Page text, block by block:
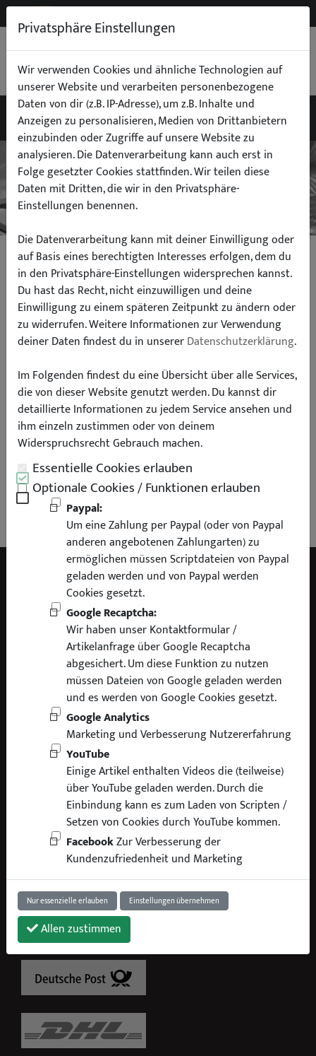
0,00 €
Privatsphäre-Einstellungenzur Nutzung
Aktuell nur EMAIL möglich
Unser Kontaktformular ist durch Captcha gegen Spam geschützt und
kann ohne Aktivierung von Captcha nicht verwendet werden. Wenn Sie
das Google Recaptcha in Ihren Privatsphäre-Einstellungen erlauben,
können wir Ihnen das Formular hier anzeigen. Andernfalls senden Sie uns
bitte eine Email an info@liontuning.de.
Hier klicken, um die Einstellungen anzupassen.
SOCIAL MEDIA:
VERSAND:
INFORMATION
Fan Shop / Gutscheine
Liefer- und Versandkosten
Zahlungsarten
Batterie Entsorgung
Kontakt
Impressum
Datenschutzerklärung
AGB
Widerrufsbelehrung
Widerrufsformular
Privatsphäre Einstellungen ändern
Privatsphäre Einstellungen
Wir verwenden Cookies und ähnliche Technologien auf
unserer Website und verarbeiten personenbezogene
Daten von dir (z.B. IP-Adresse), um z.B. Inhalte und
Anzeigen zu personalisieren, Medien von Drittanbietern
einzubinden oder Zugriffe auf unsere Website zu
analysieren. Die Datenverarbeitung kann auch erst in
Folge gesetzter Cookies stattfinden. Wir teilen diese
Daten mit Dritten, die wir in den Privatsphäre-
Einstellungen benennen.
Die Datenverarbeitung kann mit deiner Einwilligung oder
auf Basis eines berechtigten Interesses erfolgen, dem du
in den Privatsphäre-Einstellungen widersprechen kannst.
Du hast das Recht, nicht einzuwilligen und deine
Einwilligung zu einem späteren Zeitpunkt zu ändern oder
zu widerrufen. Weitere Informationen zur Verwendung
deiner Daten findest du in unsererDatenschutzerklärung.
Im Folgenden findest du eine Übersicht über alle Services,
die von dieser Website genutzt werden. Du kannst dir
detaillierte Informationen zu jedem Service ansehen und
ihm einzeln zustimmen oder von deinem
Widerspruchsrecht Gebrauch machen.
Essentielle Cookies erlauben
Optionale Cookies / Funktionen erlauben
Paypal:
Um eine Zahlung per Paypal (oder von Paypal
anderen angebotenen Zahlungarten) zu
ermöglichen müssen Scriptdateien von Paypal
geladen werden und von Paypal werden
Cookies gesetzt.
Google Recaptcha:
Wir haben unser Kontaktformular /
Artikelanfrage über Google Recaptcha
abgesichert. Um diese Funktion zu nutzen
müssen Dateien von Google geladen werden
und es werden von Google Cookies gesetzt.
Google Analytics
Marketing und Verbesserung Nutzererfahrung
YouTube
Einige Artikel enthalten Videos die (teilweise)
über YouTube geladen werden. Durch die
Einbindung kann es zum Laden von Scripten /
Setzen von Cookies durch YouTube kommen.
FacebookZur Verbesserung der
Kundenzufriedenheit und Marketing
Nur essenzielle erlauben Einstellungen übernehmen
Allen zustimmen